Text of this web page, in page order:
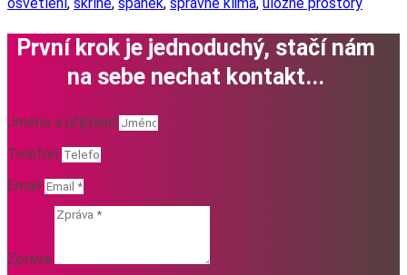
osvětlení, skříně, spánek, správné klima, úložné prostory
První krok je jednoduchý, stačí nám
na sebe nechat kontakt...
Jméno a příjmení
Telefon
Email
Zpráva